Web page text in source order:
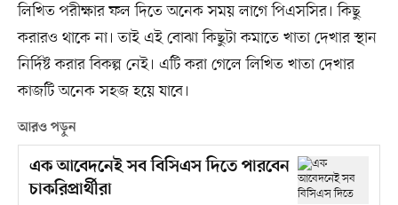
লিখিত পরীক্ষার ফল দিতে অনেক সময় লাগে পিএসসির। কিছু
করারও থাকে না। তাই এই বোঝা কিছুটা কমাতে খাতা দেখার স্থান
নির্দিষ্ট করার বিকল্প নেই। এটি করা গেলে লিখিত খাতা দেখার
কাজটি অনেক সহজ হয়ে যাবে।
আরও পড়ুন
এক আবেদনেই সব বিসিএস দিতে পারবেন
চাকরিপ্রার্থীরা